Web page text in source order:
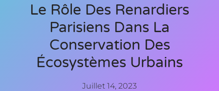
Le Rôle Des Renardiers
Parisiens Dans La
Conservation Des
Écosystèmes Urbains
Juillet 14, 2023